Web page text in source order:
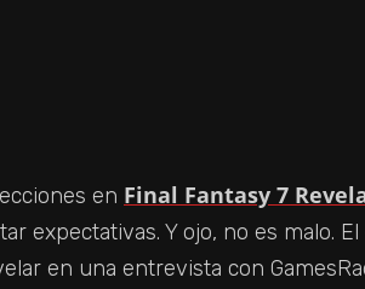
en Final Fantasy 7
expectativas. Y ojo, no es malo.
en una entrevista con